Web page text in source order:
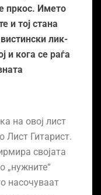
пркос. Името
и тој стана
лик-
и кога се раѓа
на овој лист
Лист Гитарист.
својата
„нужните“
насочуваат